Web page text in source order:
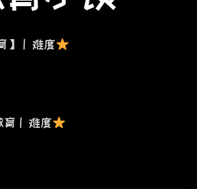
】 | 难度
育 | 难度